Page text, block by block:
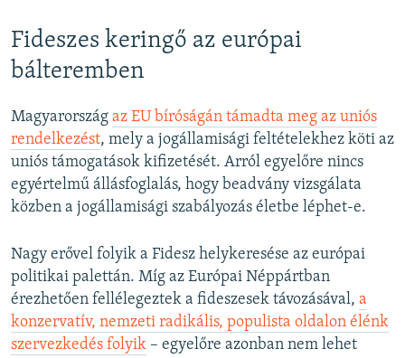
Fideszes keringő az európai
bálteremben
Magyarország az EU bíróságán támadta meg az uniós
rendelkezést, mely a jogállamisági feltételekhez köti az
uniós támogatások kifizetését. Arról egyelőre nincs
egyértelmű állásfoglalás, hogy beadvány vizsgálata
közben a jogállamisági szabályozás életbe léphet-e.
Nagy erővel folyik a Fidesz helykeresése az európai
politikai palettán. Míg az Európai Néppártban
érezhetően fellélegeztek a fideszesek távozásával, a
konzervatív, nemzeti radikális, populista oldalon élénk
szervezkedés folyik – egyelőre azonban nem lehet